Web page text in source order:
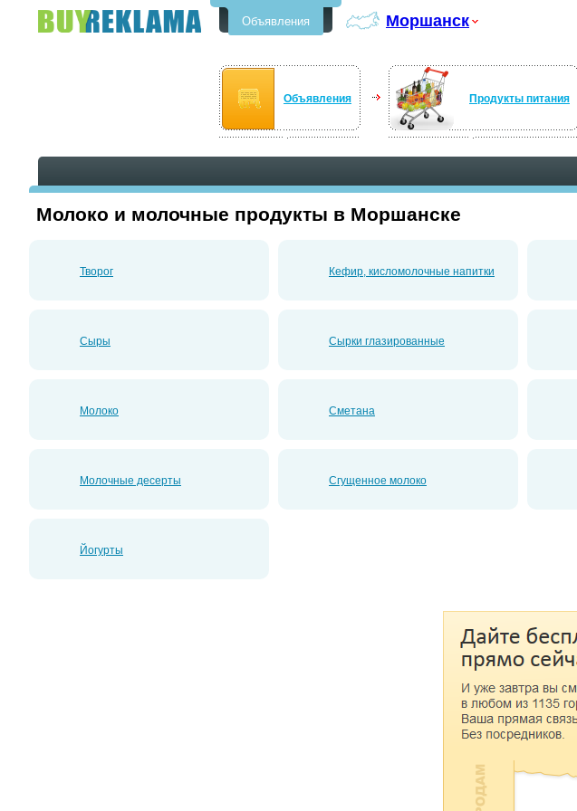
Объявления Моршанск
Объявления Продукты питания
Молоко и молочные продукты в Моршанске
Творог Кефир, кисломолочные напитки
Сыры Сырки глазированные
Молоко Сметана
Молочные десерты Сгущенное молоко
Йогурты